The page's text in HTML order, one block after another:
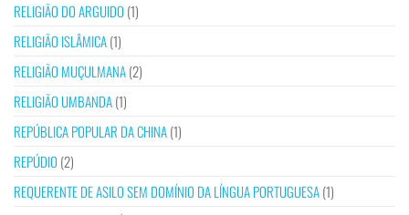
RELIGIÃO DO ARGUIDO (1)
RELIGIÃO ISLÂMICA(1)
RELIGIÃO MUÇULMANA(2)
RELIGIÃO UMBANDA(1)
REPÚBLICA POPULAR DA CHINA(1)
REPÚDIO (2)
REQUERENTE DE ASILO SEM DOMÍNIO DA LÍNGUA PORTUGUESA(1)